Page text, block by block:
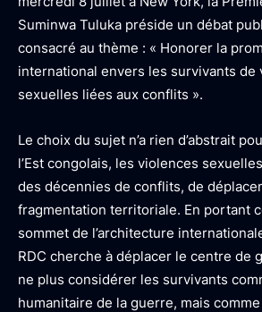
Suminwa Tuluka préside un débat
consacré au thème : « Honorer la
international envers les survivants de
sexuelles liées aux conflits ».
Le choix du sujet n’a rien d’abstrait
l’Est congolais, les violences
des décennies de conflits, de
fragmentation territoriale. En portant
sommet de l’architecture
RDC cherche à déplacer le centre de
ne plus considérer les survivants
humanitaire de la guerre, mais